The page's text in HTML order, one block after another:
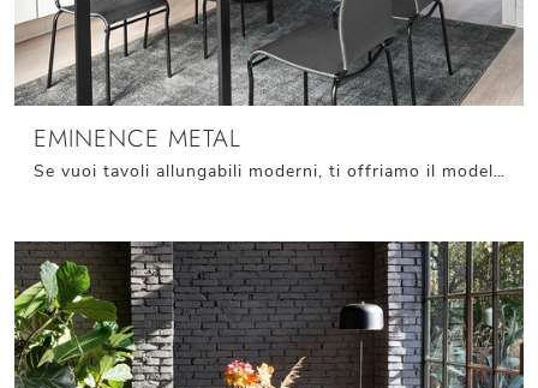
EMINENCE METAL
Se vuoi tavoli allungabili moderni, ti offriamo il modello da cucina in melaminico Eminence Metal del brand Connubia.